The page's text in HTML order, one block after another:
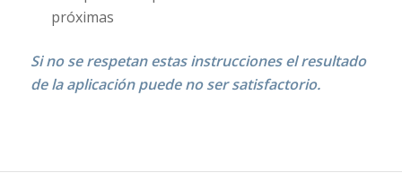
próximas
Si no se respetan estas instrucciones el resultado
de la aplicación puede no ser satisfactorio.